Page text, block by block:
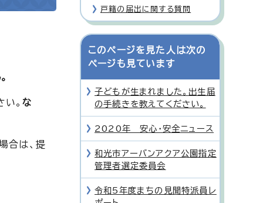
い。な
合は、提
戸籍の届出に関する質問
このページを見た人は次の
ページも見ています
子どもが生まれました。出生届
の手続きを教えてください。
2020年 安心・安全ニュース
和光市アーバンアクア公園指定
管理者選定委員会
令和5年度まちの見聞特派員レ